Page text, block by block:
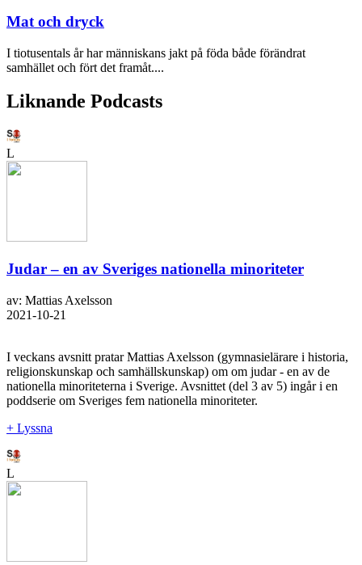
Mat och dryck
I tiotusentals år har människans jakt på föda både förändrat
samhället och fört det framåt....
Liknande Podcasts
L
Judar – en av Sveriges nationella minoriteter
av: Mattias Axelsson
2021-10-21
I veckans avsnitt pratar Mattias Axelsson (gymnasielärare i historia,
religionskunskap och samhällskunskap) om om judar - en av de
nationella minoriteterna i Sverige. Avsnittet (del 3 av 5) ingår i en
poddserie om Sveriges fem nationella minoriteter.
+ Lyssna
L